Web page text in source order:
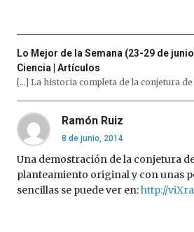
Lo Mejor de la Semana (23-29 de
Ciencia | Artículos
[…] La historia completa de la conjetura de
Ramón Ruiz
8 de junio, 2014
Una demostración de la conjetura
planteamiento original y con unas
sencillas se puede ver en:http://